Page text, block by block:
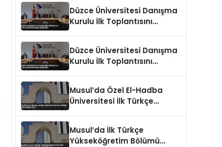
Düzce Üniversitesi Danışma
Kurulu İlk Toplantısını
Düzce Üniversitesi Danışma
Kurulu İlk Toplantısını
Musul’da Özel El-Hadba
Üniversitesi İlk Türkçe
Musul’da İlk Türkçe
Yükseköğretim Bölümü